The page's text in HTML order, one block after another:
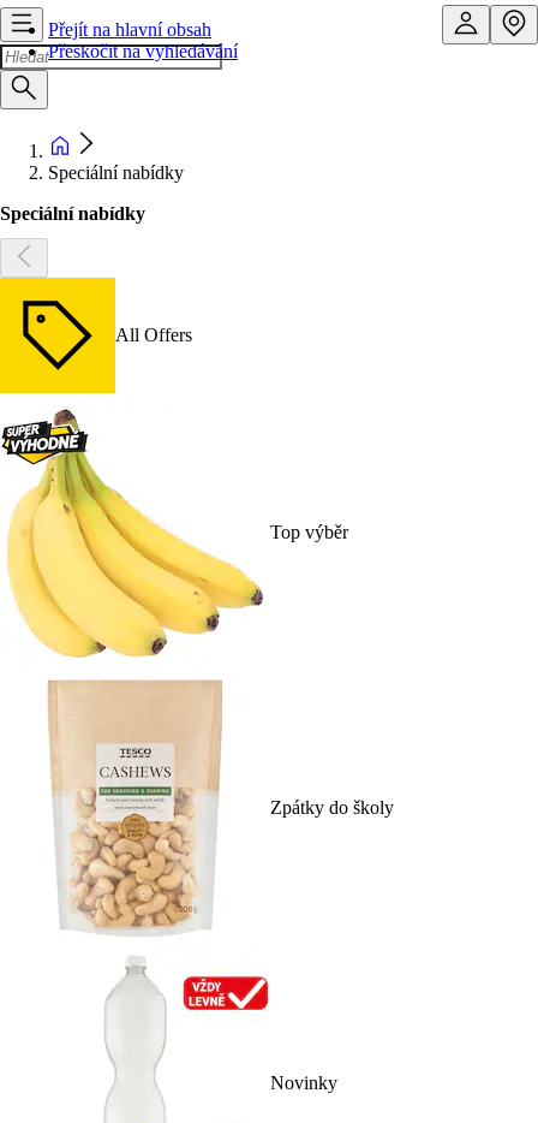
Přejít na hlavní obsah
Přeskočit na vyhledávání
Speciální nabídky
Speciální nabídky
All Offers
Top výběr
Zpátky do školy
Novinky